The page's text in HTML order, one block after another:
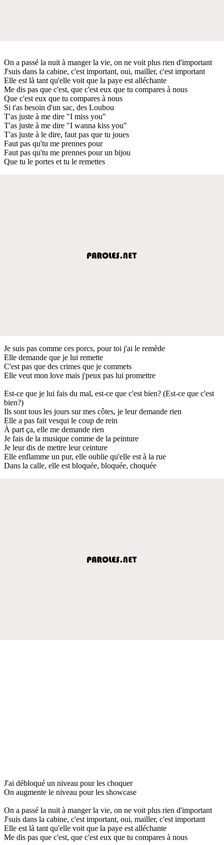
On a passé la nuit à manger la vie, on ne voit plus rien d'important
J'suis dans la cabine, c'est important, oui, mailler, c'est important
Elle est là tant qu'elle voit que la paye est alléchante
Me dis pas que c'est, que c'est eux que tu compares à nous
Que c'est eux que tu compares à nous
Si t'as besoin d'un sac, des Loubou
T'as juste à me dire "I miss you"
T'as juste à me dire "I wanna kiss you"
T'as juste à le dire, faut pas que tu joues
Faut pas qu'tu me prennes pour
Faut pas qu'tu me prennes pour un bijou
Que tu le portes et tu le remettes
Je suis pas comme ces porcs, pour toi j'ai le remède
Elle demande que je lui remette
C'est pas que des crimes que je commets
Elle veut mon love mais j'peux pas lui promettre
Est-ce que je lui fais du mal, est-ce que c'est bien? (Est-ce que c'est
bien?)
Ils sont tous les jours sur mes côtes, je leur demande rien
Elle a pas fait vesqui le coup de rein
À part ça, elle me demande rien
Je fais de la musique comme de la peinture
Je leur dis de mettre leur ceinture
Elle enflamme un pur, elle oublie qu'elle est à la rue
Dans la calle, elle est bloquée, bloquée, choquée
J'ai débloqué un niveau pour les choquer
On augmente le niveau pour les showcase
On a passé la nuit à manger la vie, on ne voit plus rien d'important
J'suis dans la cabine, c'est important, oui, mailler, c'est important
Elle est là tant qu'elle voit que la paye est alléchante
Me dis pas que c'est, que c'est eux que tu compares à nous